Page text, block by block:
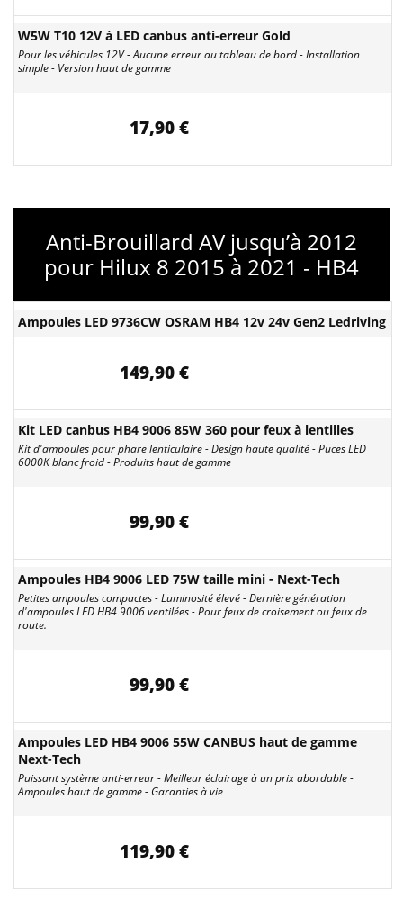
W5W T10 12V à LED canbus anti-erreur Gold
Pour les véhicules 12V - Aucune erreur au tableau de bord - Installation
simple - Version haut de gamme
17,90 €
Anti-Brouillard AV jusqu’à 2012
pour Hilux 8 2015 à 2021 - HB4
Ampoules LED 9736CW OSRAM HB4 12v 24v Gen2 Ledriving
149,90 €
Kit LED canbus HB4 9006 85W 360 pour feux à lentilles
Kit d'ampoules pour phare lenticulaire - Design haute qualité - Puces LED
6000K blanc froid - Produits haut de gamme
99,90 €
Ampoules HB4 9006 LED 75W taille mini - Next-Tech
Petites ampoules compactes - Luminosité élevé - Dernière génération
d'ampoules LED HB4 9006 ventilées - Pour feux de croisement ou feux de
route.
99,90 €
Ampoules LED HB4 9006 55W CANBUS haut de gamme
Next-Tech
Puissant système anti-erreur - Meilleur éclairage à un prix abordable -
Ampoules haut de gamme - Garanties à vie
119,90 €